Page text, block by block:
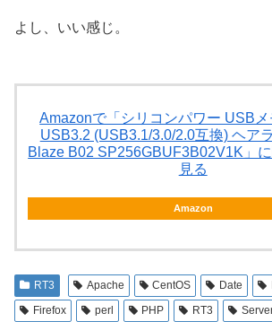
よし、いい感じ。
Amazonで「シリコンパワー USB
USB3.2 (USB3.1/3.0/2.0互換) ヘア
Blaze B02 SP256GBUF3B02V1K」
見る
Amazon
RT3 Apache CentOS Date
Firefox
perl PHP RT3